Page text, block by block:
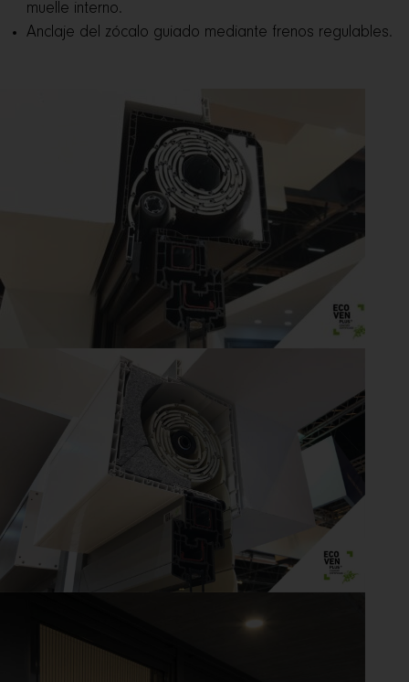
muelle interno.
Anclaje del zócalo guiado mediante frenos regulables.